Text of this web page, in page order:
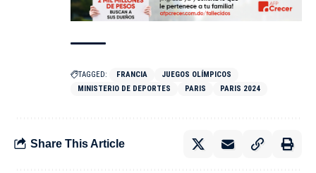
TAGGED: FRANCIA
JUEGOS OLÍMPICOS
MINISTERIO DE DEPORTES
PARIS PARIS 2024
Share This Article